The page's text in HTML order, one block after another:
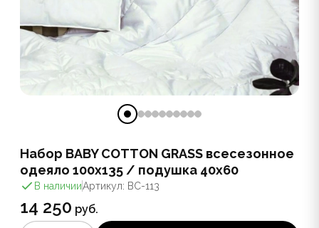
Набор BABY COTTON GRASS всесезонное
одеяло 100x135 / подушка 40x60
В наличииАртикул: BC-113
14 250 руб.